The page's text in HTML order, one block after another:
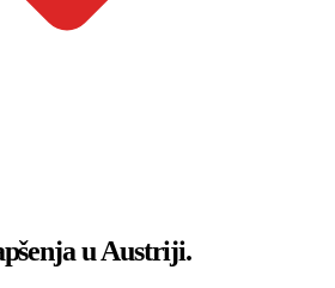
u Austriji.